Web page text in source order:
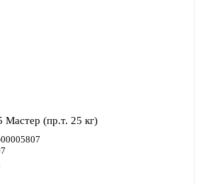
(пр.т. 25 кг)